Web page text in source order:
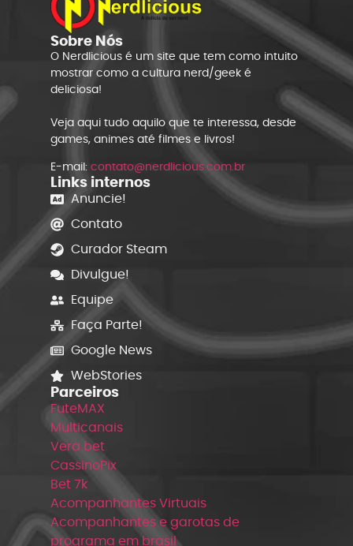
Sobre Nós
O Nerdlicious é um site que tem como intuito
mostrar como a cultura nerd/geek é
deliciosa!
Veja aqui tudo aquilo que te interessa, desde
games, animes até filmes e livros!
E-mail: contato@nerdlicious.com.br
Links internos
Anuncie!
Contato
Curador Steam
Divulgue!
Equipe
Faça Parte!
Google News
WebStories
Parceiros
FuteMAX
Multicanais
Vera bet
CassinoPix
Bet 7k
Acompanhantes Virtuais
Acompanhantes e garotas de
programa em brasil